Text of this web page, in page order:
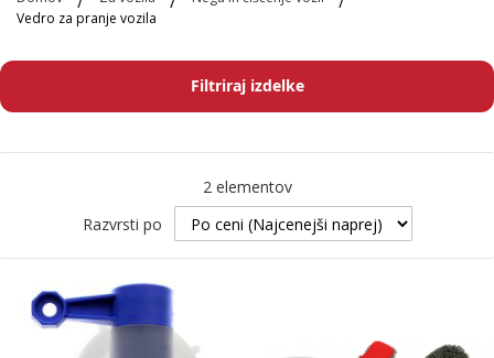
Vedro za pranje vozila
Filtriraj izdelke
2elementov
Razvrsti po